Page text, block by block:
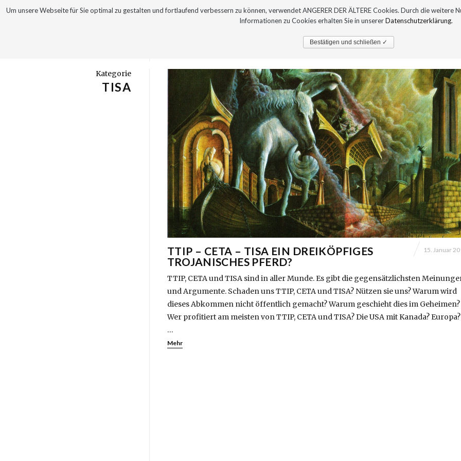
TTIP – CETA – TISA EIN DREIKÖPFIGES
TROJANISCHES PFERD?
15. Januar
TTIP, CETA und TISA sind in aller Munde. Es gibt die gegensätzlichsten
und Argumente. Schaden uns TTIP, CETA und TISA? Nützen sie uns? Warum wird
dieses Abkommen nicht öffentlich gemacht? Warum geschieht dies im Geheimen?
Wer profitiert am meisten von TTIP, CETA und TISA? Die USA mit Kanada? Europa?
…
Mehr
Kategorie
TISA
Um unsere Webseite für Sie optimal zu gestalten und fortlaufend verbessern zu können, verwendet ANGERER DER ÄLTERE Cookies. Durch die
Informationen zu Cookies erhalten Sie in unsererDatenschutzerklärung.
Bestätigen und schließen ✓